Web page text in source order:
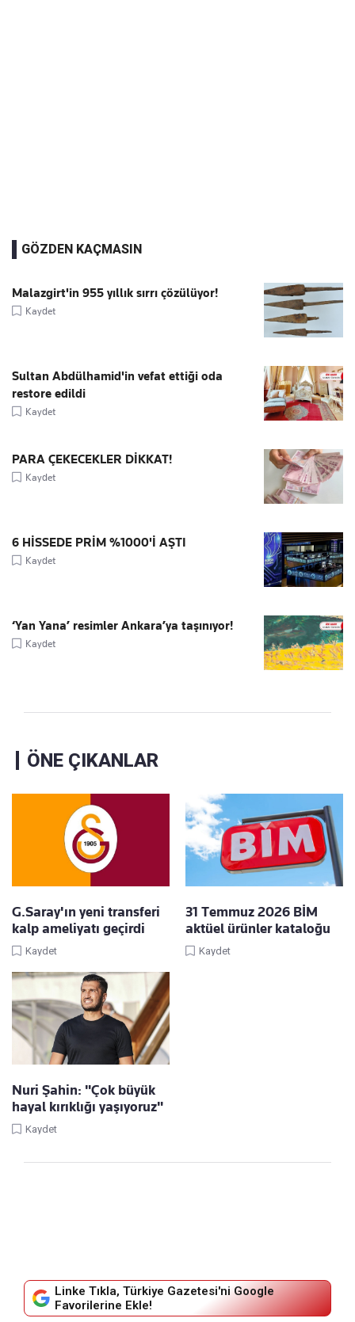
GÖZDEN KAÇMASIN
Malazgirt'in 955 yıllık sırrı çözülüyor!
Kaydet
Sultan Abdülhamid'in vefat ettiği oda
restore edildi
Kaydet
PARA ÇEKECEKLER DİKKAT!
Kaydet
6 HİSSEDE PRİM %1000'İ AŞTI
Kaydet
‘Yan Yana’ resimler Ankara’ya taşınıyor!
Kaydet
ÖNE ÇIKANLAR
G.Saray'ın yeni transferi
kalp ameliyatı geçirdi
Kaydet
31 Temmuz 2026 BİM
aktüel ürünler kataloğu
Kaydet
Nuri Şahin: "Çok büyük
hayal kırıklığı yaşıyoruz"
Kaydet
Linke Tıkla, Türkiye Gazetesi'ni Google
Favorilerine Ekle!